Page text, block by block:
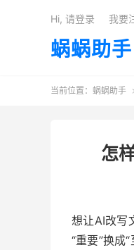
蜗蜗助手
Hi, 请登录 我要
当前位置： 蜗蜗助手
怎
想让AI改写
“重要”换成